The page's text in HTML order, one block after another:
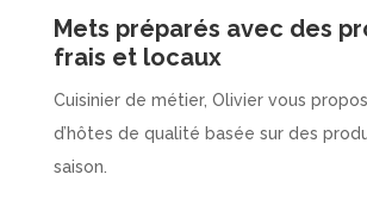
Mets préparés avec des
frais et locaux
Cuisinier de métier, Olivier vous
d’hôtes de qualité basée sur des
saison.